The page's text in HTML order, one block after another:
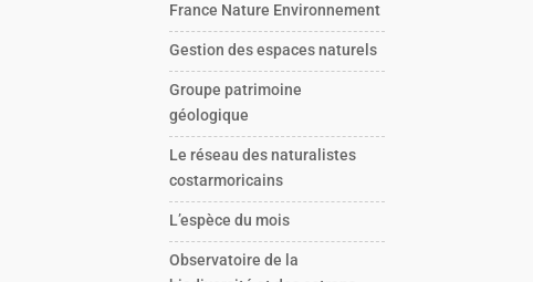
France Nature Environnement
Gestion des espaces naturels
Groupe patrimoine
géologique
Le réseau des naturalistes
costarmoricains
L’espèce du mois
Observatoire de la